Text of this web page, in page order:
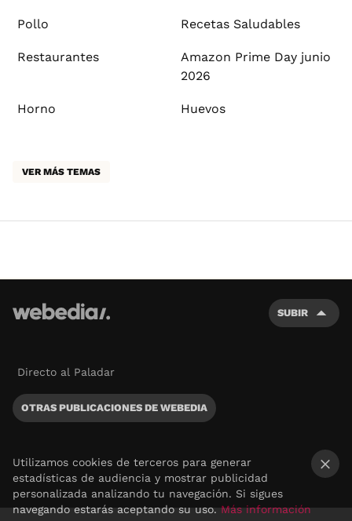
Pollo Recetas Saludables
Restaurantes
Amazon Prime Day junio
2026
Horno Huevos
VER MÁS TEMAS
SUBIR
Directo al Paladar
OTRAS PUBLICACIONES DE WEBEDIA
Utilizamos cookies de terceros para generar
estadísticas de audiencia y mostrar publicidad
personalizada analizando tu navegación. Si sigues
navegando estarás aceptando su uso.Más información